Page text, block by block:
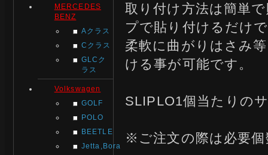
MERCEDES
BENZ
Aクラス
Cクラス
GLCク
ラス
Volkswagen
GOLF
POLO
BEETLE
Jetta,Bora
取り付け方法は簡単
プで貼り付けるだけ
柔軟に曲がりはさみ
ける事が可能です。
SLIPLO1個当たりの
※ご注文の際は必要